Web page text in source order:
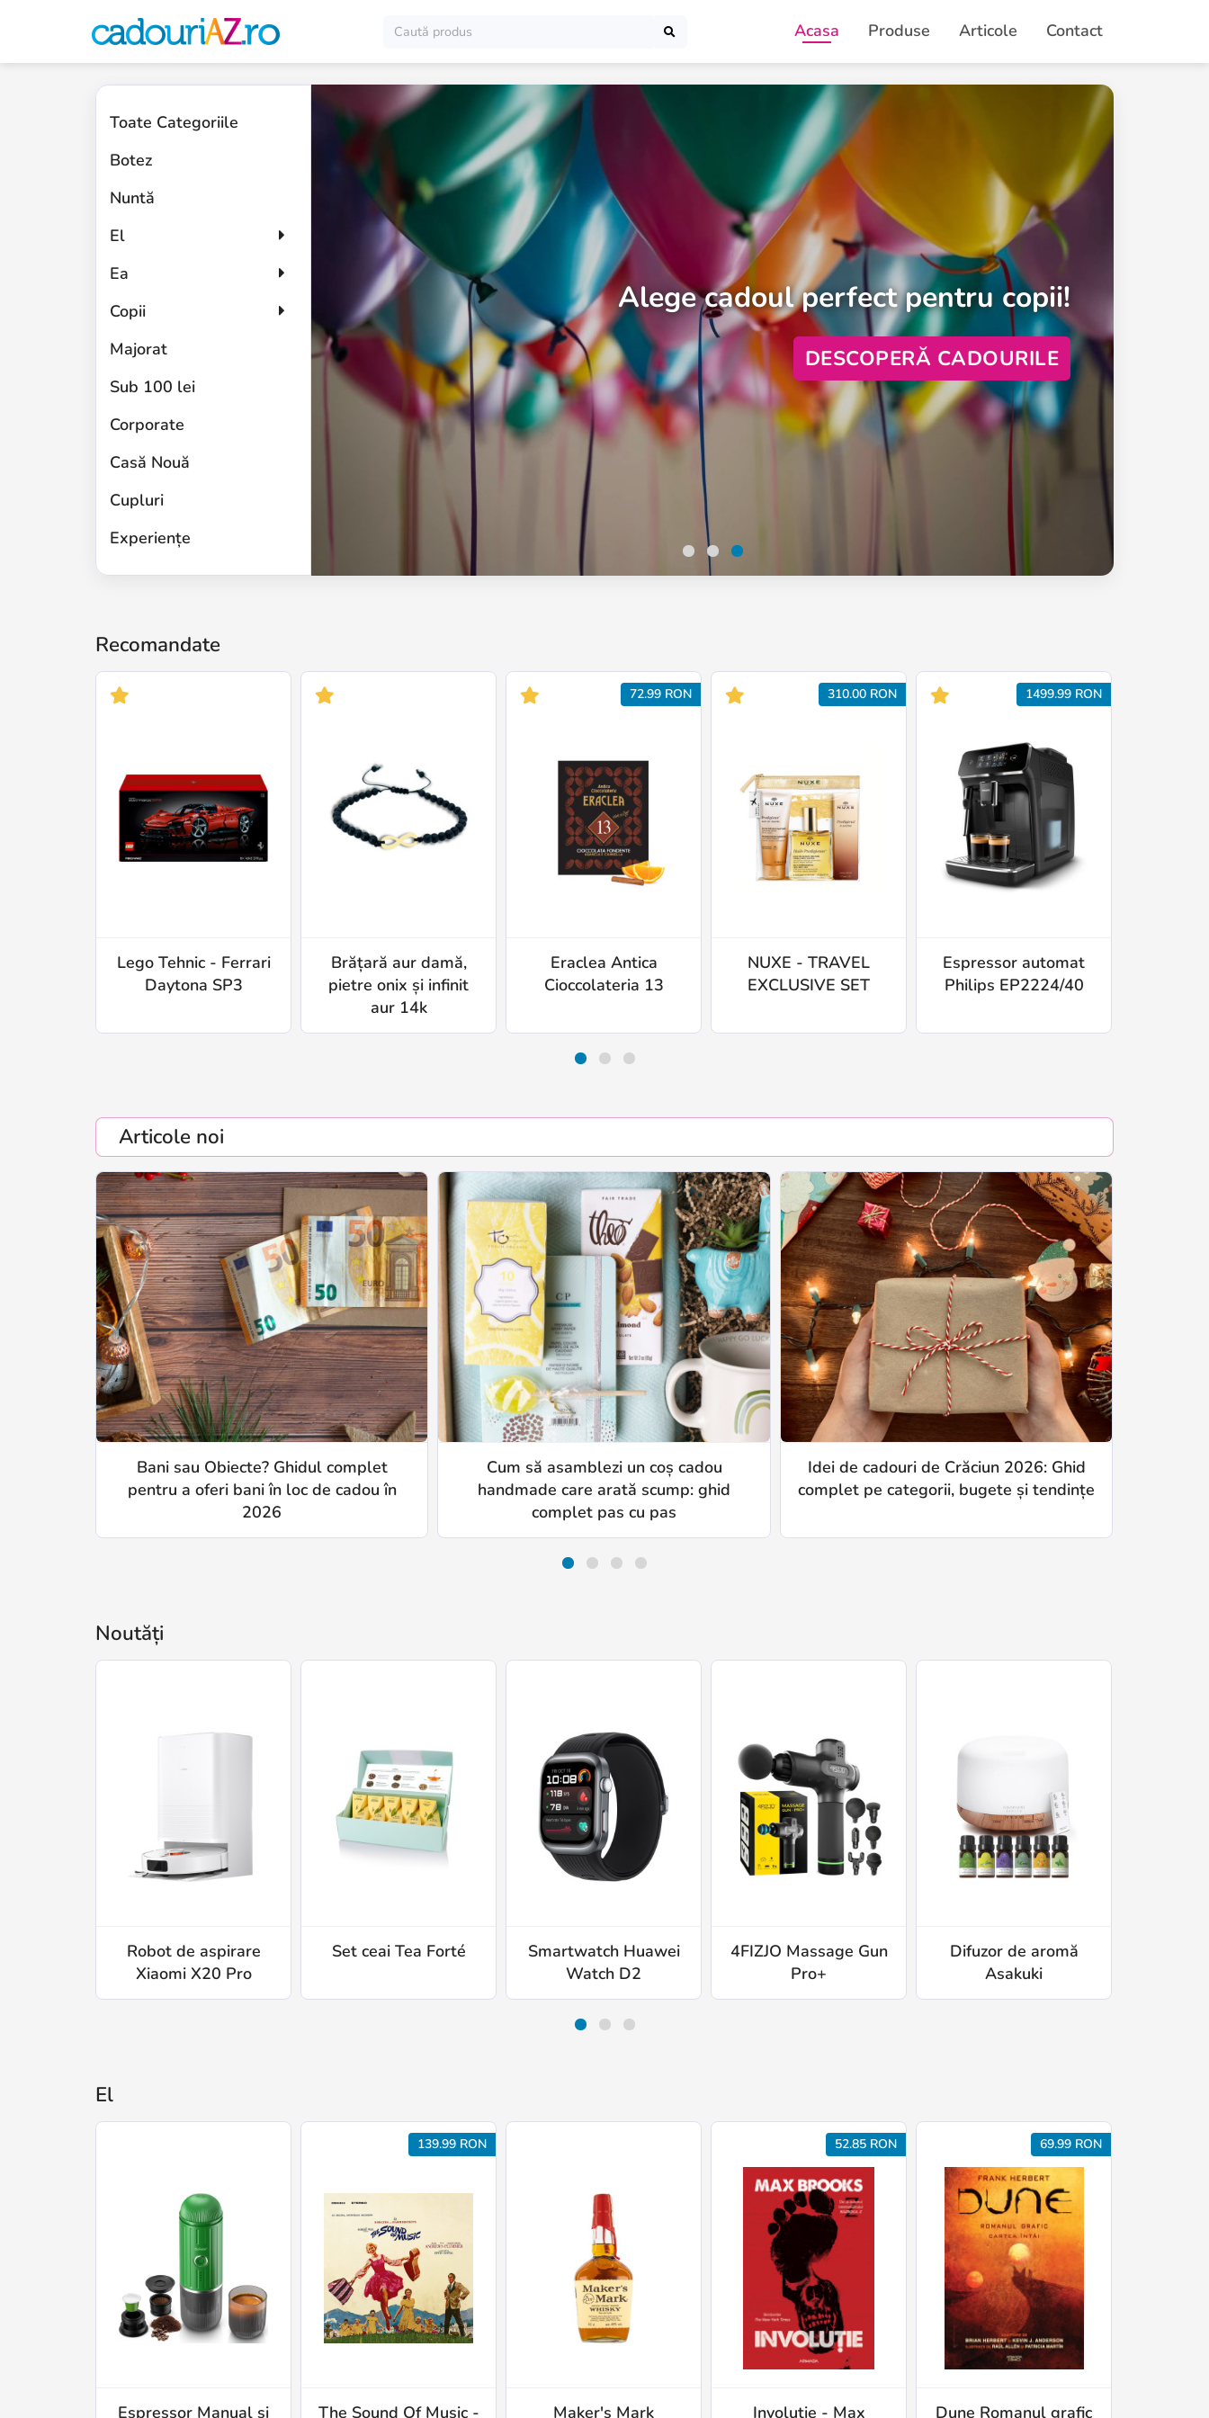
Acasa Produse Articole Contact
Cele
Mai
Bune
Idei
de
Cadouri
Toate Categoriile
Botez
Nuntă
El
Ea
Copii
Majorat
Sub 100 lei
Corporate
Casă Nouă
Cupluri
Experiențe
pentru copii!
CADOURILE
O mulțime de cadouri pentru ea!
DESCOPERĂ CADOURILE
Recomandate
Lego Tehnic - Ferrari
Daytona SP3
Brățară aur damă,
pietre onix și infinit
aur 14k
72.99 RON
Eraclea Antica
Cioccolateria 13
310.00 RON
NUXE - TRAVEL
EXCLUSIVE SET
1499.99 RON
Espressor automat
Philips EP2224/40
Articole noi
Bani sau Obiecte? Ghidul complet
pentru a oferi bani în loc de cadou în
2026
Cum să asamblezi un coș cadou
handmade care arată scump: ghid
complet pas cu pas
Idei de cadouri de Crăciun 2026: Ghid
complet pe categorii, bugete și tendințe
Noutăți
Robot de aspirare
Xiaomi X20 Pro
Set ceai Tea Forté
Smartwatch Huawei
Watch D2
4FIZJO Massage Gun
Pro+
Difuzor de aromă
Asakuki
El
Espressor Manual si
139.99 RON
The Sound Of Music -
Maker's Mark
52.85 RON
Involuție - Max
69.99 RON
Dune Romanul grafic